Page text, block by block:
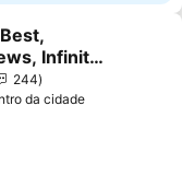
aos favoritos
Infinity
244
da cidade